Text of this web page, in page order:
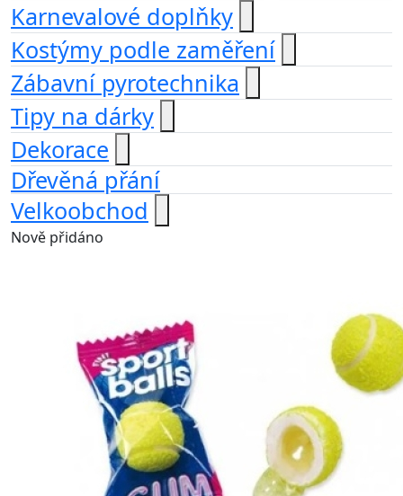
Karnevalové doplňky
Kostýmy podle zaměření
Zábavní pyrotechnika
Tipy na dárky
Dekorace
Dřevěná přání
Velkoobchod
Nově přidáno